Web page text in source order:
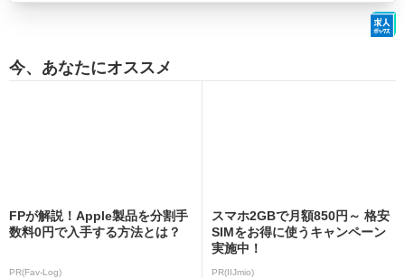
今、あなたにオススメ
FPが解説！Apple製品を分割手
数料0円で入手する方法とは？
PR(Fav-Log)
スマホ2GBで月額850円～ 格安
SIMをお得に使うキャンペーン
実施中！
PR(IIJmio)